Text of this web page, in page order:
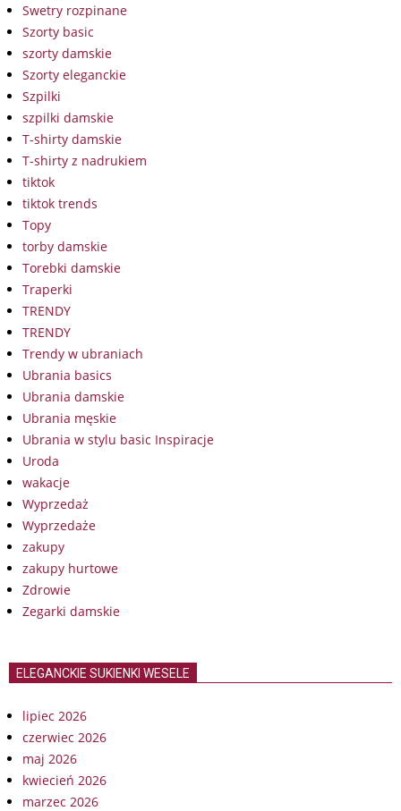
Swetry rozpinane
Szorty basic
szorty damskie
Szorty eleganckie
Szpilki
szpilki damskie
T-shirty damskie
T-shirty z nadrukiem
tiktok
tiktok trends
Topy
torby damskie
Torebki damskie
Traperki
TRENDY
TRENDY
Trendy w ubraniach
Ubrania basics
Ubrania damskie
Ubrania męskie
Ubrania w stylu basic Inspiracje
Uroda
wakacje
Wyprzedaż
Wyprzedaże
zakupy
zakupy hurtowe
Zdrowie
Zegarki damskie
ELEGANCKIE SUKIENKI WESELE
lipiec 2026
czerwiec 2026
maj 2026
kwiecień 2026
marzec 2026